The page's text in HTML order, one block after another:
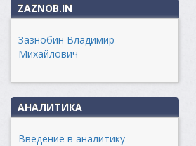
ZAZNOB.IN
Зазнобин Владимир
Михайлович
АНАЛИТИКА
Введение в аналитику